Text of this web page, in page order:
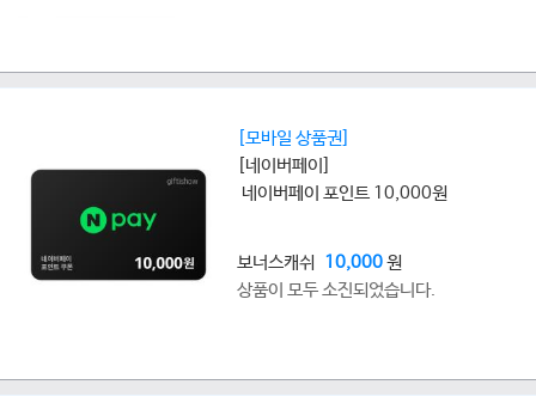
[모바일 상품권]
[네이버페이]
네이버페이 포인트 10,000원
보너스캐쉬 10,000원
상품이 모두 소진되었습니다.